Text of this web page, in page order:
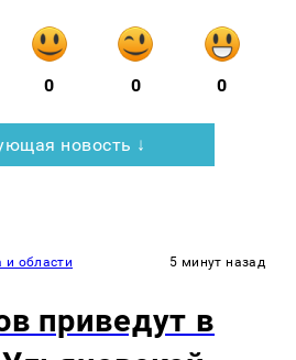
0 0 0
новость ↓
и области 5 минут назад
приведут в